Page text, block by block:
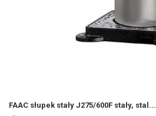
FAAC słupek stały J275/600F stały, stal...